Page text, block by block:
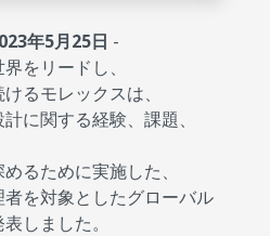
年5月25日 -
をリードし、
るモレックスは、
に関する経験、課題、
るために実施した、
を対象としたグローバル
しました。